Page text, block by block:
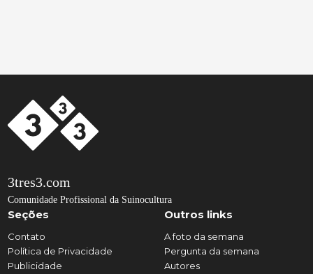
3tres3.com
Comunidade Profissional da Suinocultura
Seções
Contato
Política de Privacidade
Publicidade
Outros links
A foto da semana
Pergunta da semana
Autores